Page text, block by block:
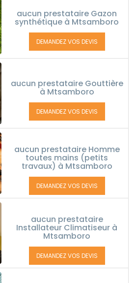
aucun prestataire Gazon
synthétique à Mtsamboro
DEMANDEZ VOS DEVIS
aucun prestataire Gouttière
à Mtsamboro
DEMANDEZ VOS DEVIS
aucun prestataire Homme
toutes mains (petits
travaux) à Mtsamboro
DEMANDEZ VOS DEVIS
aucun prestataire
Installateur Climatiseur à
Mtsamboro
DEMANDEZ VOS DEVIS